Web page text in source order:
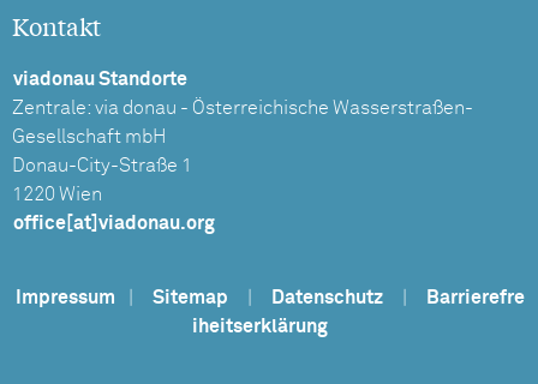
Kontakt
viadonau Standorte
Zentrale: via donau - Österreichische Wasserstraßen-
Gesellschaft mbH
Donau-City-Straße 1
1220 Wien
office[at]viadonau.org
Impressum Sitemap Datenschutz
Barrierefre
iheitserklärung